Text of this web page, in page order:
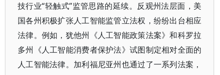
技行业“轻触式”监管思路的延续。反观州法层面，美
国各州积极扩张人工智能监管立法权，纷纷出台相应
法律。例如，犹他州《人工智能政策法案》和科罗拉
多州《人工智能消费者保护法》试图制定相对全面的
人工智能法律。加利福尼亚州也通过了一系列法案，